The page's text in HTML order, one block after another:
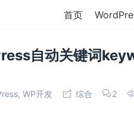
首页
自动关键词
,WP开发 综合 2